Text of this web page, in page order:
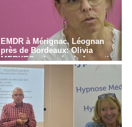
EMDR à Mérignac, Léognan
près de Bordeaux: Olivia
MERKES, chargée de formation